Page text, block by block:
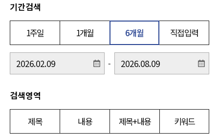
기간검색
1주일 1개월 6개월 직접입력
-
검색영역
제목 내용 제목+내용 키워드